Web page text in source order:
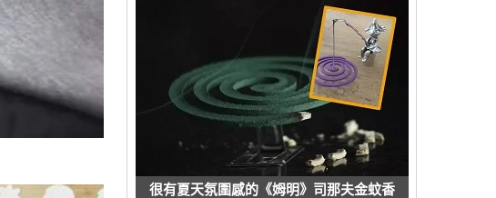
很有夏天氛圍感的《姆明》司那夫金蚊香